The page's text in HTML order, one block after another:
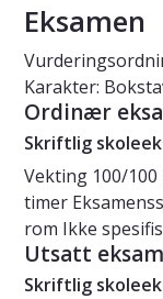
Eksamen
Karakter:
Ordinær
Skriftlig
Vekting 100/100
timer
rom Ikke
Utsatt
Skriftlig